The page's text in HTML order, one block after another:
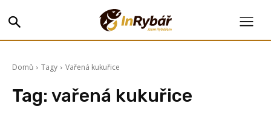
Domů Tagy Vařená kukuřice
Tag: vařená kukuřice